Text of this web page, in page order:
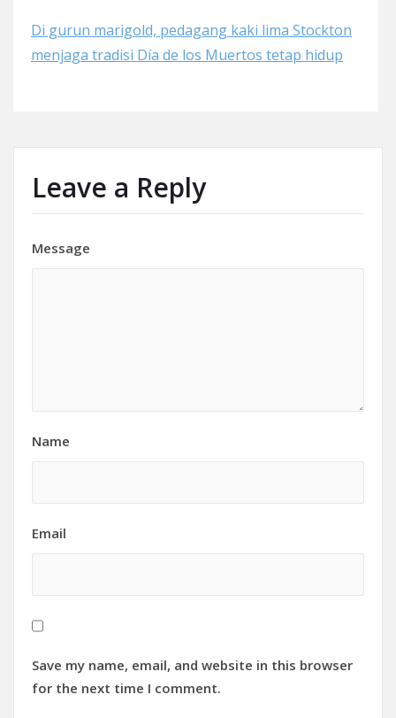
Di gurun marigold, pedagang kaki lima Stockton
menjaga tradisi Día de los Muertos tetap hidup
Leave a Reply
Message
Name
Email
Save my name, email, and website in this browser
for the next time I comment.